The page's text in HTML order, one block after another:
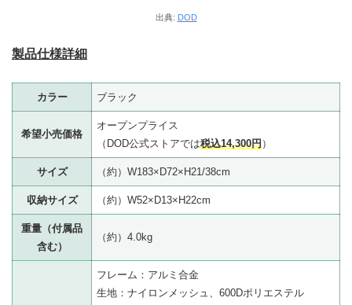
出典: DOD
製品仕様詳細
カラー ブラック
希望小売価格
オープンプライス
（DOD公式ストアでは税込14,300円）
サイズ （約）W183×D72×H21/38cm
収納サイズ （約）W52×D13×H22cm
重量（付属品
含む）
（約）4.0kg
フレーム：アルミ合金
生地：ナイロンメッシュ、600Dポリエステル